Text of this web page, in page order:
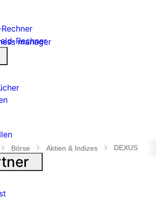
manager
Börse Aktien & Indizes DEXUS
Rechner